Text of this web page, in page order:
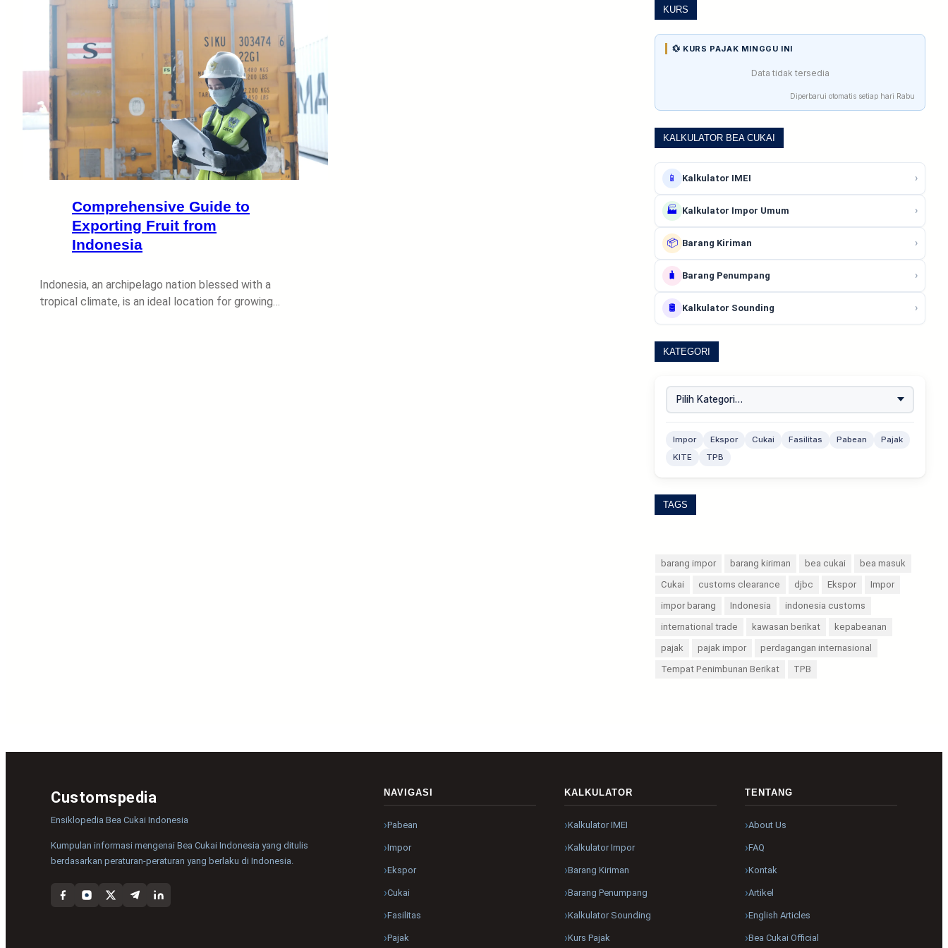
Comprehensive Guide to
Exporting Fruit from
Indonesia
Indonesia, an archipelago nation blessed with a
tropical climate, is an ideal location for growing…
KURS
💱 KURS PAJAK MINGGU INI
Data tidak tersedia
Diperbarui otomatis setiap hari Rabu
KALKULATOR BEA CUKAI
📱 Kalkulator IMEI ›
🏭 Kalkulator Impor Umum ›
📦 Barang Kiriman ›
🧳 Barang Penumpang ›
🛢️ Kalkulator Sounding ›
KATEGORI
Impor Ekspor Cukai Fasilitas Pabean
Pajak
KITE
TPB
TAGS
barang impor barang kiriman bea cukai
bea masuk
Cukai
customs clearance djbc Ekspor
Impor
impor barang
Indonesia
indonesia customs
international trade
kawasan berikat
kepabeanan
pajak
pajak impor
perdagangan internasional
Tempat Penimbunan Berikat
TPB
Customspedia
Ensiklopedia Bea Cukai Indonesia
Kumpulan informasi mengenai Bea Cukai Indonesia yang ditulis
berdasarkan peraturan-peraturan yang berlaku di Indonesia.
NAVIGASI
Pabean
Impor
Ekspor
Cukai
Fasilitas
Pajak
KALKULATOR
Kalkulator IMEI
Kalkulator Impor
Barang Kiriman
Barang Penumpang
Kalkulator Sounding
Kurs Pajak
TENTANG
About Us
FAQ
Kontak
Artikel
English Articles
Bea Cukai Official